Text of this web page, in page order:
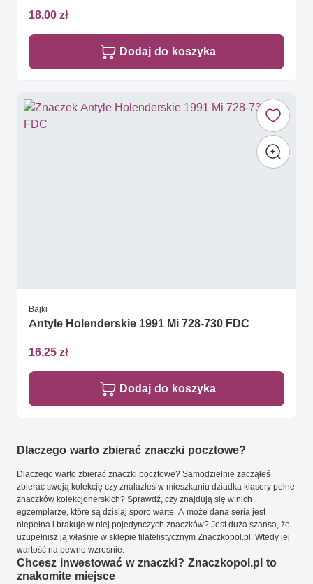
18,00 zł
Dodaj do koszyka
Bajki
Antyle Holenderskie 1991 Mi 728-730 FDC
16,25 zł
Dodaj do koszyka
Dlaczego warto zbierać znaczki pocztowe?
Dlaczego warto zbierać znaczki pocztowe? Samodzielnie zacząłeś
zbierać swoją kolekcję czy znalazłeś w mieszkaniu dziadka klasery pełne
znaczków kolekcjonerskich? Sprawdź, czy znajdują się w nich
egzemplarze, które są dzisiaj sporo warte. A może dana seria jest
niepełna i brakuje w niej pojedynczych znaczków? Jest duża szansa, że
uzupełnisz ją właśnie w sklepie filatelistycznym Znaczkopol.pl. Wtedy jej
wartość na pewno wzrośnie.
Chcesz inwestować w znaczki? Znaczkopol.pl to
znakomite miejsce